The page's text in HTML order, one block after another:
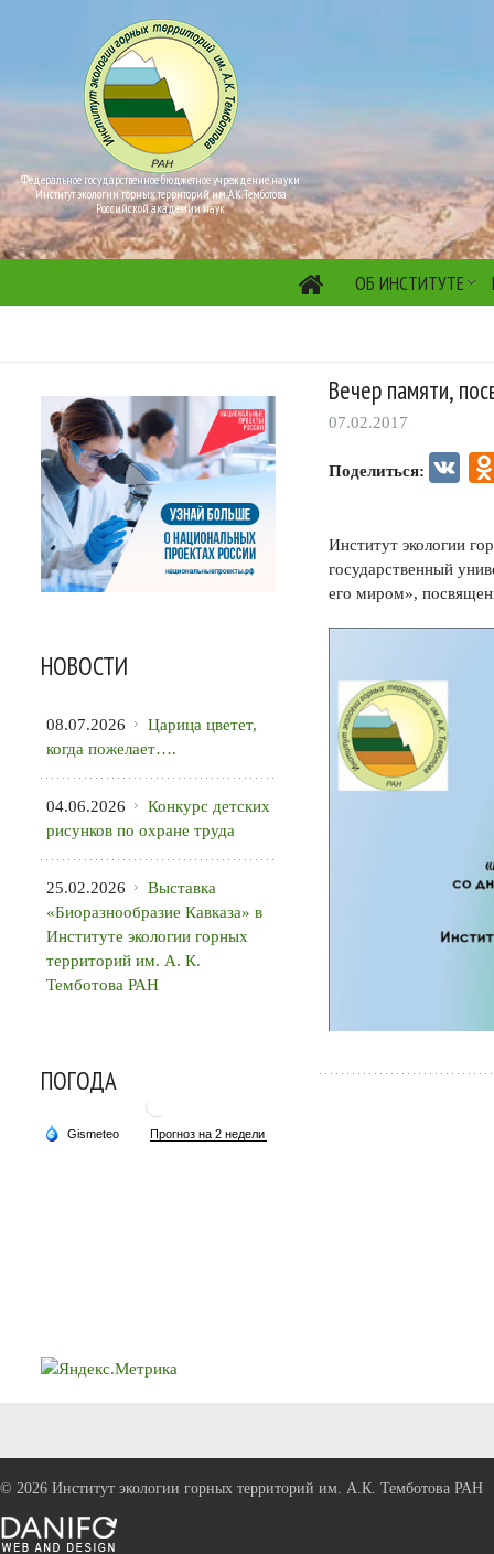
Федеральное государственное бюджетное учреждение науки
Институт экологии горных территорий им. А.К. Темботова
Российской академии наук
ОБ ИНСТИТУТЕ
Вечер памяти,
07.02.2017
Поделиться: VK
Институт экологии
государственный
его миром»,
НОВОСТИ
08.07.2026
Царица цветет,
когда пожелает….
04.06.2026
Конкурс детских
рисунков по охране труда
25.02.2026
Выставка
«Биоразнообразие Кавказа» в
Институте экологии горных
территорий им. А. К.
Темботова РАН
ПОГОДА
© 2026 Институт экологии горных территорий им. А.К. Темботова РАН